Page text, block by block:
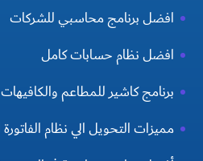
افضل برنامج محاسبي للشركات
افضل نظام حسابات كامل
برنامج كاشير للمطاعم والكافيهات
مميزات التحويل الي نظام الفاتورة